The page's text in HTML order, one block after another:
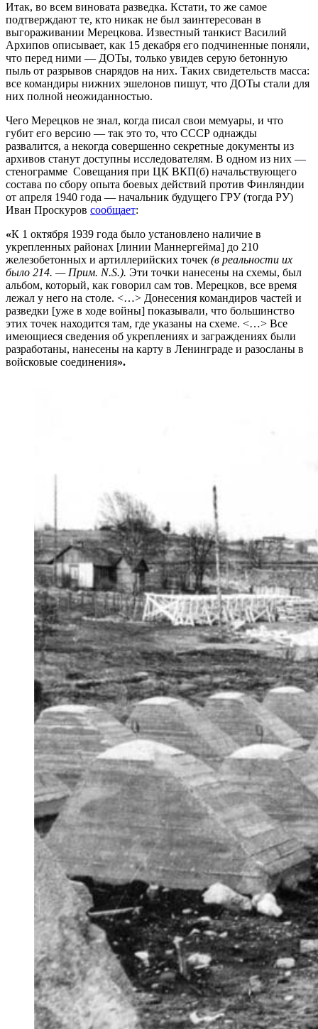
Итак, во всем виновата разведка. Кстати, то же самое
подтверждают те, кто никак не был заинтересован в
выгораживании Мерецкова. Известный танкист Василий
Архипов описывает, как 15 декабря его подчиненные поняли,
что перед ними — ДОТы, только увидев серую бетонную
пыль от разрывов снарядов на них. Таких свидетельств масса:
все командиры нижних эшелонов пишут, что ДОТы стали для
них полной неожиданностью.
Чего Мерецков не знал, когда писал свои мемуары, и что
губит его версию — так это то, что СССР однажды
развалится, а некогда совершенно секретные документы из
архивов станут доступны исследователям. В одном из них —
стенограмме Совещания при ЦК ВКП(б) начальствующего
состава по сбору опыта боевых действий против Финляндии
от апреля 1940 года — начальник будущего ГРУ (тогда РУ)
Иван Проскуров сообщает:
«К 1 октября 1939 года было установлено наличие в
укрепленных районах [линии Маннергейма] до 210
железобетонных и артиллерийских точек (в реальности их
было 214. — Прим. N.S.). Эти точки нанесены на схемы, был
альбом, который, как говорил сам тов. Мерецков, все время
лежал у него на столе. <…> Донесения командиров частей и
разведки [уже в ходе войны] показывали, что большинство
этих точек находится там, где указаны на схеме. <…> Все
имеющиеся сведения об укреплениях и заграждениях были
разработаны, нанесены на карту в Ленинграде и разосланы в
войсковые соединения».